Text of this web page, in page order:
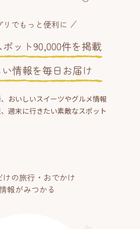
リでもっと便利に
ット90,000件を掲載
情報を毎日お届け
おいしいスイーツやグルメ情報
週末に行きたい素敵なスポット
けの旅行・おでかけ
報がみつかる